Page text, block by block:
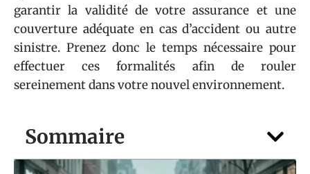
Sommaire
garantir la validité de votre assurance et une
couverture adéquate en cas d’accident ou autre
sinistre. Prenez donc le temps nécessaire pour
effectuer ces formalités afin de rouler
sereinement dans votre nouvel environnement.